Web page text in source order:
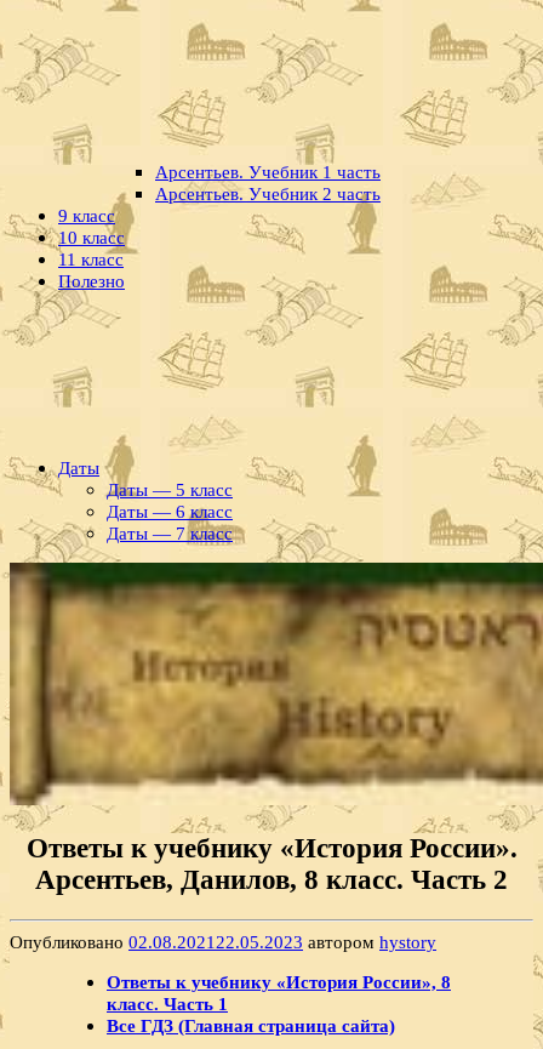
Арсентьев. Учебник 1 часть
Арсентьев. Учебник 2 часть
9 класс
10 класс
11 класс
Полезно
Даты
Даты — 5 класс
Даты — 6 класс
Даты — 7 класс
Ответы к учебнику «История России».
Арсентьев, Данилов, 8 класс. Часть 2
Опубликовано 02.08.2021 22.05.2023 автором hystory
Ответы к учебнику «История России», 8
класс. Часть 1
Все ГДЗ (Главная страница сайта)